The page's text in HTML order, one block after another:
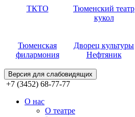
ТКТО
Тюменский театр
кукол
Тюменская
филармония
Дворец культуры
Нефтяник
Версия для слабовидящих
+7 (3452) 68-77-77
О нас
О театре